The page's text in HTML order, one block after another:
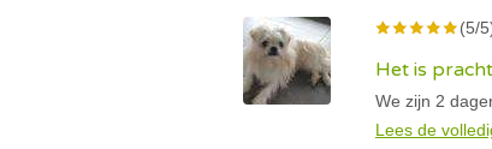
(5/
Het is
We zijn 2
Lees de